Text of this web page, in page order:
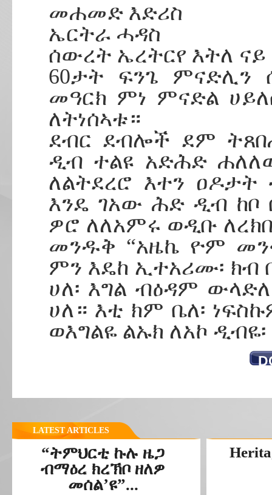
መሐመድ እድሪስ
ኤርትራ ሓዳስ
ሰውረት ኤረትርየ እትለ
60ታት ፍንጌ ምናድሊን
መዓርክ ምነ ምናድል
ለትነሰኣቱ።
ደብር ደብሎች ደም
ዲብ ተልዩ አድሕድ
ለልትደረሮ እተን
እንዴ ገአው ሕድ ዲብ
ዎሮ ለለአምሩ ወዲቡ
መንዱቅ “አዜኬ ዮም
ምን እዴከ ኢተአሪሙ፡ ክብ
ሀለ፡ እግል ብዕዳም
ሀለ። እቲ ክም ቤለ፡
ወእግልዬ ልኡክ ለአኮ
LATEST ARTICLES
“ትምህርቲ ኩሉ ዜጋ
ብማዕረ ክረኽቦ ዘለዎ
መሰል’ዩ”...